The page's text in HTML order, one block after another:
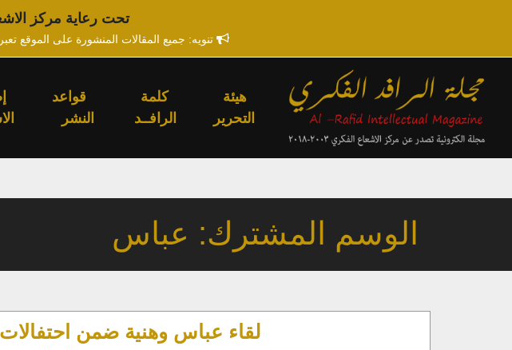
تحت رعاية مركز
تنويه: جميع المقالات المنشورة على الموقع
هيئة
التحرير
كلمة
الرافــد
قواعد
النشر
الوسم المشترك: عباس
لقاء عباس وهنية ضمن احتفالات